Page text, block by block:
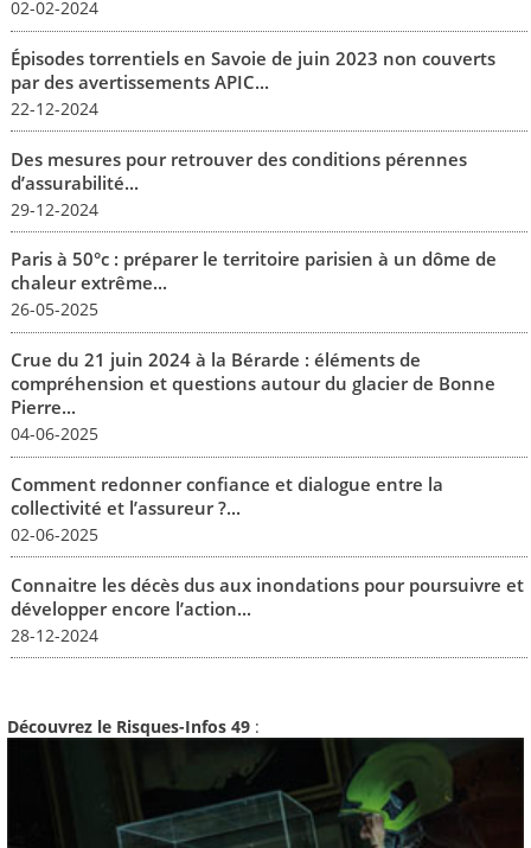
02-02-2024
Épisodes torrentiels en Savoie de juin 2023 non couverts
par des avertissements APIC...
22-12-2024
Des mesures pour retrouver des conditions pérennes
d’assurabilité...
29-12-2024
Paris à 50°c : préparer le territoire parisien à un dôme de
chaleur extrême...
26-05-2025
Crue du 21 juin 2024 à la Bérarde : éléments de
compréhension et questions autour du glacier de Bonne
Pierre...
04-06-2025
Comment redonner confiance et dialogue entre la
collectivité et l’assureur ?...
02-06-2025
Connaitre les décès dus aux inondations pour poursuivre et
développer encore l’action...
28-12-2024
Découvrez le Risques-Infos 49 :